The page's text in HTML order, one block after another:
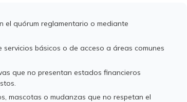
el quórum reglamentario o mediante
servicios básicos o de acceso a áreas comunes
que no presentan estados financieros
mascotas o mudanzas que no respetan el